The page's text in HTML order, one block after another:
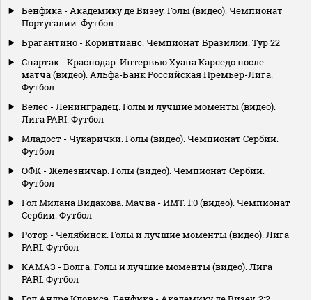
Бенфика - Академику де Визеу. Голы (видео). Чемпионат
Португалии. Футбол
Брагантино - Коринтианс. Чемпионат Бразилии. Тур 22
Спартак - Краснодар. Интервью Хуана Карседо после
матча (видео). Альфа-Банк Российская Премьер-Лига.
Футбол
Велес - Ленинградец. Голы и лучшие моменты (видео).
Лига PARI. Футбол
Младост - Чукарички. Голы (видео). Чемпионат Сербии.
Футбол
ОФК - Железничар. Голы (видео). Чемпионат Сербии.
Футбол
Гол Милана Видакова. Мачва - ИМТ. 1:0 (видео). Чемпионат
Сербии. Футбол
Ротор - Челябинск. Голы и лучшие моменты (видео). Лига
PARI. Футбол
КАМАЗ - Волга. Голы и лучшие моменты (видео). Лига
PARI. Футбол